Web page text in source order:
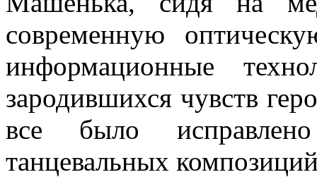
современную
информационные
зародившихся чувств
все было
танцевальных